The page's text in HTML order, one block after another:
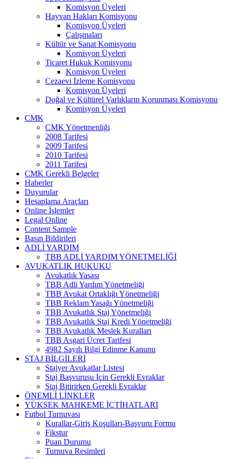
Komisyon Üyeleri
Hayvan Hakları Komisyonu
Komisyon Üyeleri
Çalışmaları
Kültür ve Sanat Komisyonu
Komisyon Üyeleri
Ticaret Hukuk Komisyonu
Komisyon Üyeleri
Cezaevi İzleme Komisyonu
Komisyon Üyeleri
Doğal ve Kültürel Varlıkların Korunması Komisyonu
Komisyon Üyeleri
CMK
CMK Yönetmenliği
2008 Tarifesi
2009 Tarifesi
2010 Tarifesi
2011 Tarifesi
CMK Gerekli Belgeler
Haberler
Duyurular
Hesaplama Araçları
Online İşlemler
Legal Online
Content Sample
Basın Bildirileri
ADLİ YARDIM
TBB ADLİ YARDIM YÖNETMELİĞİ
AVUKATLIK HUKUKU
Avukatlık Yasası
TBB Adli Yardım Yönetmeliği
TBB Avukat Ortaklığı Yönetmeliği
TBB Reklam Yasağı Yönetmeliği
TBB Avukatlık Staj Yönetmeliği
TBB Avukatlık Staj Kredi Yönetmeliği
TBB Avukatlık Meslek Kuralları
TBB Asgari Ücret Tarifesi
4982 Sayılı Bilgi Edinme Kanunu
STAJ BİLGİLERİ
Stajyer Avukatlar Listesi
Staj Başvurusu İçin Gerekli Evraklar
Staj Bitirirken Gerekli Evraklar
ÖNEMLİ LİNKLER
YÜKSEK MAHKEME İÇTİHATLARI
Futbol Turnuvası
Kurallar-Giriş Koşulları-Başvuru Formu
Fikstur
Puan Durumu
Turnuva Resimleri